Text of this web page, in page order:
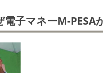
子マネーM-PESA